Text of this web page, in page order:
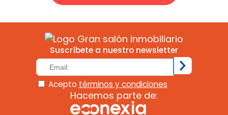
Suscríbete a nuestro newsletter
Aceptotérminos y condiciones
Hacemos parte de: